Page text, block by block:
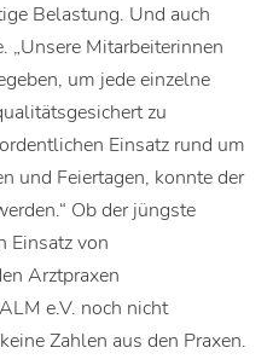
Belastung. Und auch
Mitarbeiterinnen
um jede einzelne
zu
Einsatz rund um
und Feiertagen, konnte der
Ob der jüngste
Einsatz von
Arztpraxen
e.V. noch nicht
Zahlen aus den Praxen.